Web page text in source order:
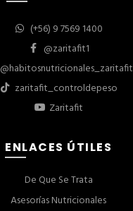
(+56) 9 7569 1400
@zaritafit1
@habitosnutricionales_zaritafit
zaritafit_controldepeso
Zaritafit
ENLACES ÚTILES
De Que Se Trata
Asesorías Nutricionales